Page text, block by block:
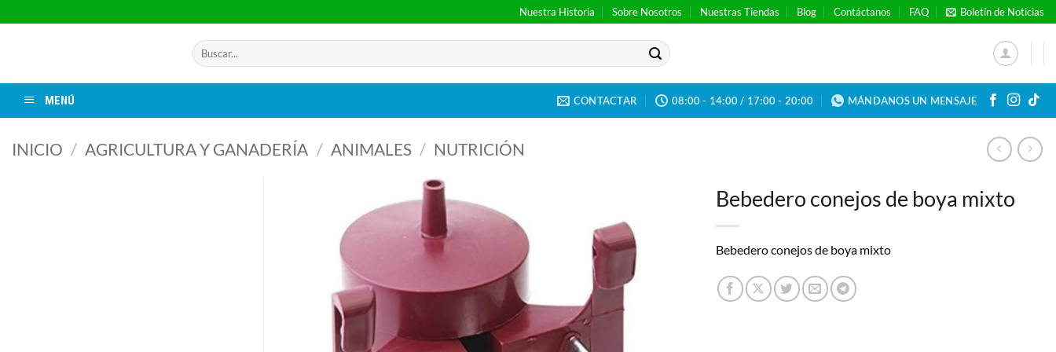
al
Nuestra Historia Sobre Nosotros Nuestras Tiendas Blog Contáctanos FAQ Boletín de Noticias
Buscar
por:
MENÚ CONTACTAR 08:00 - 14:00 / 17:00 - 20:00 MÁNDANOS UN MENSAJE
INICIO / AGRICULTURA Y GANADERÍA / ANIMALES / NUTRICIÓN
Bebedero conejos de boya mixto
Bebedero conejos de boya mixto